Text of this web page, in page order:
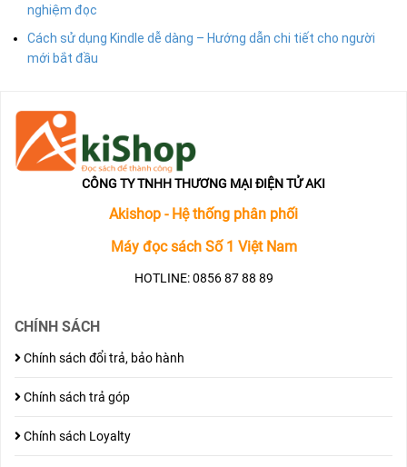
nghiệm đọc
Cách sử dụng Kindle dễ dàng – Hướng dẫn chi tiết cho người
mới bắt đầu
CÔNG TY TNHH THƯƠNG MẠI ĐIỆN TỬ AKI
Akishop - Hệ thống phân phối
Máy đọc sách Số 1 Việt Nam
HOTLINE: 0856 87 88 89
CHÍNH SÁCH
Chính sách đổi trả, bảo hành
Chính sách trả góp
Chính sách Loyalty